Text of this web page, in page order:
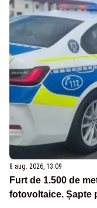
8 aug. 2026, 13:09
Furt de 1.500 de
fotovoltaice. Șapte